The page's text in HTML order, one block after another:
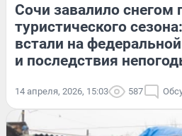
Сочи завалило снегом
туристического
встали на
и последствия
14 апреля, 2026, 15:03 587